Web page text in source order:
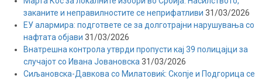
заканите и неправилностите се неприфатливи 31/03/2026
ЕУ алармира: подгответе се за долготрајни нарушувања со
нафтата објави 31/03/2026
Внатрешна контрола утврди пропусти кај 39 полицајци за
случајот со Ивана Јовановска 31/03/2026
Сиљановска-Давкова со Милатовиќ: Скопје и Подгорица се